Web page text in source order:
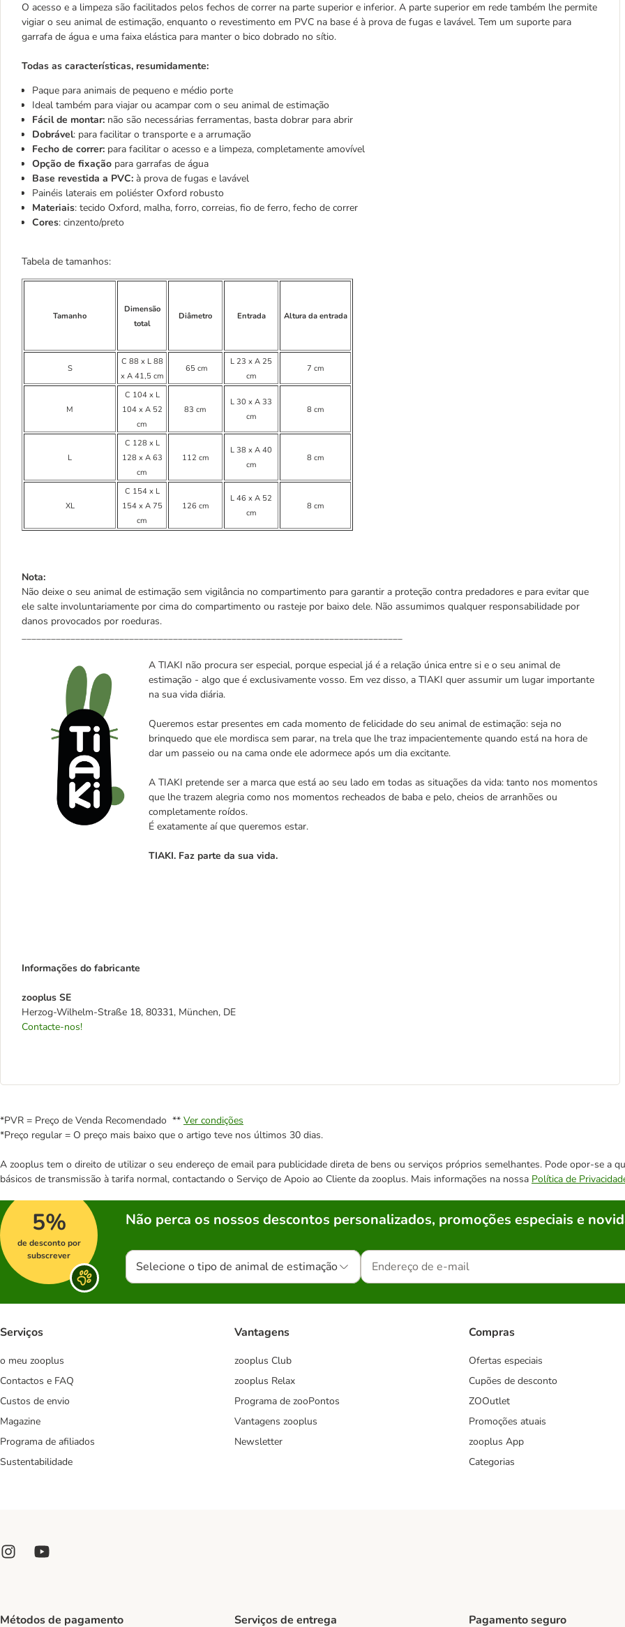
O acesso e a limpeza são facilitados pelos fechos de correr na parte superior e inferior. A parte superior em rede também lhe permite
vigiar o seu animal de estimação, enquanto o revestimento em PVC na base é à prova de fugas e lavável. Tem um suporte para
garrafa de água e uma faixa elástica para manter o bico dobrado no sítio.
Todas as características, resumidamente:
Paque para animais de pequeno e médio porte
Ideal também para viajar ou acampar com o seu animal de estimação
Fácil de montar: não são necessárias ferramentas, basta dobrar para abrir
Dobrável: para facilitar o transporte e a arrumação
Fecho de correr: para facilitar o acesso e a limpeza, completamente amovível
Opção de fixação para garrafas de água
Base revestida a PVC: à prova de fugas e lavável
Painéis laterais em poliéster Oxford robusto
Materiais: tecido Oxford, malha, forro, correias, fio de ferro, fecho de correr
Cores: cinzento/preto
Tabela de tamanhos:
Tamanho
Dimensão
total
Diâmetro Entrada Altura da entrada
S
C 88 x L 88
x A 41,5 cm
65 cm
L 23 x A 25
cm
7 cm
M
C 104 x L
104 x A 52
cm
83 cm
L 30 x A 33
cm
8 cm
L
C 128 x L
128 x A 63
cm
112 cm
L 38 x A 40
cm
8 cm
XL
C 154 x L
154 x A 75
cm
126 cm
L 46 x A 52
cm
8 cm
Nota:
Não deixe o seu animal de estimação sem vigilância no compartimento para garantir a proteção contra predadores e para evitar que
ele salte involuntariamente por cima do compartimento ou rasteje por baixo dele. Não assumimos qualquer responsabilidade por
danos provocados por roeduras.
______________________________________________________________________________
A TIAKI não procura ser especial, porque especial já é a relação única entre si e o seu animal de
estimação - algo que é exclusivamente vosso. Em vez disso, a TIAKI quer assumir um lugar importante
na sua vida diária.
Queremos estar presentes em cada momento de felicidade do seu animal de estimação: seja no
brinquedo que ele mordisca sem parar, na trela que lhe traz impacientemente quando está na hora de
dar um passeio ou na cama onde ele adormece após um dia excitante.
A TIAKI pretende ser a marca que está ao seu lado em todas as situações da vida: tanto nos momentos
que lhe trazem alegria como nos momentos recheados de baba e pelo, cheios de arranhões ou
completamente roídos.
É exatamente aí que queremos estar.
TIAKI. Faz parte da sua vida.
Informações do fabricante
zooplus SE
Herzog-Wilhelm-Straße 18, 80331, München, DE
Contacte-nos!
*PVR = Preço de Venda Recomendado ** Ver condições
*Preço regular = O preço mais baixo que o artigo teve nos últimos 30 dias.
A zooplus tem o direito de utilizar o seu endereço de email para publicidade direta de bens ou serviços próprios semelhantes. Pode opor-se a
básicos de transmissão à tarifa normal, contactando o Serviço de Apoio ao Cliente da zooplus. Mais informações na nossa Política de
5%
de desconto por
subscrever
Não perca os nossos descontos personalizados, promoções especiais e
Selecione o tipo de animal de estimação
Serviços
o meu zooplus
Contactos e FAQ
Custos de envio
Magazine
Programa de afiliados
Sustentabilidade
Vantagens
zooplus Club
zooplus Relax
Programa de zooPontos
Vantagens zooplus
Newsletter
Compras
Ofertas especiais
Cupões de desconto
ZOOutlet
Promoções atuais
zooplus App
Categorias
Métodos de pagamento Serviços de entrega Pagamento seguro